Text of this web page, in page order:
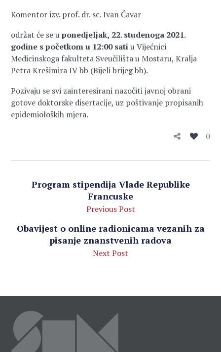
Komentor izv. prof. dr. sc. Ivan Ćavar
održat će se uponedjeljak, 22. studenoga 2021.
godine s početkom u 12:00 satiu Vijećnici
Medicinskoga fakulteta Sveučilišta u Mostaru, Kralja
Petra Krešimira IV bb (Bijeli brijeg bb).
Pozivaju se svi zainteresirani nazočiti javnoj obrani
gotove doktorske disertacije, uz poštivanje propisanih
epidemioloških mjera.
0
Program stipendija Vlade Republike
Francuske
Previous Post
Obavijest o online radionicama vezanih za
pisanje znanstvenih radova
Next Post